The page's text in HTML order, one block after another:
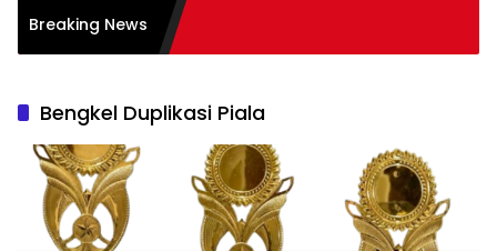
Breaking News
Aktif
Sukses
Bengkel Duplikasi Piala